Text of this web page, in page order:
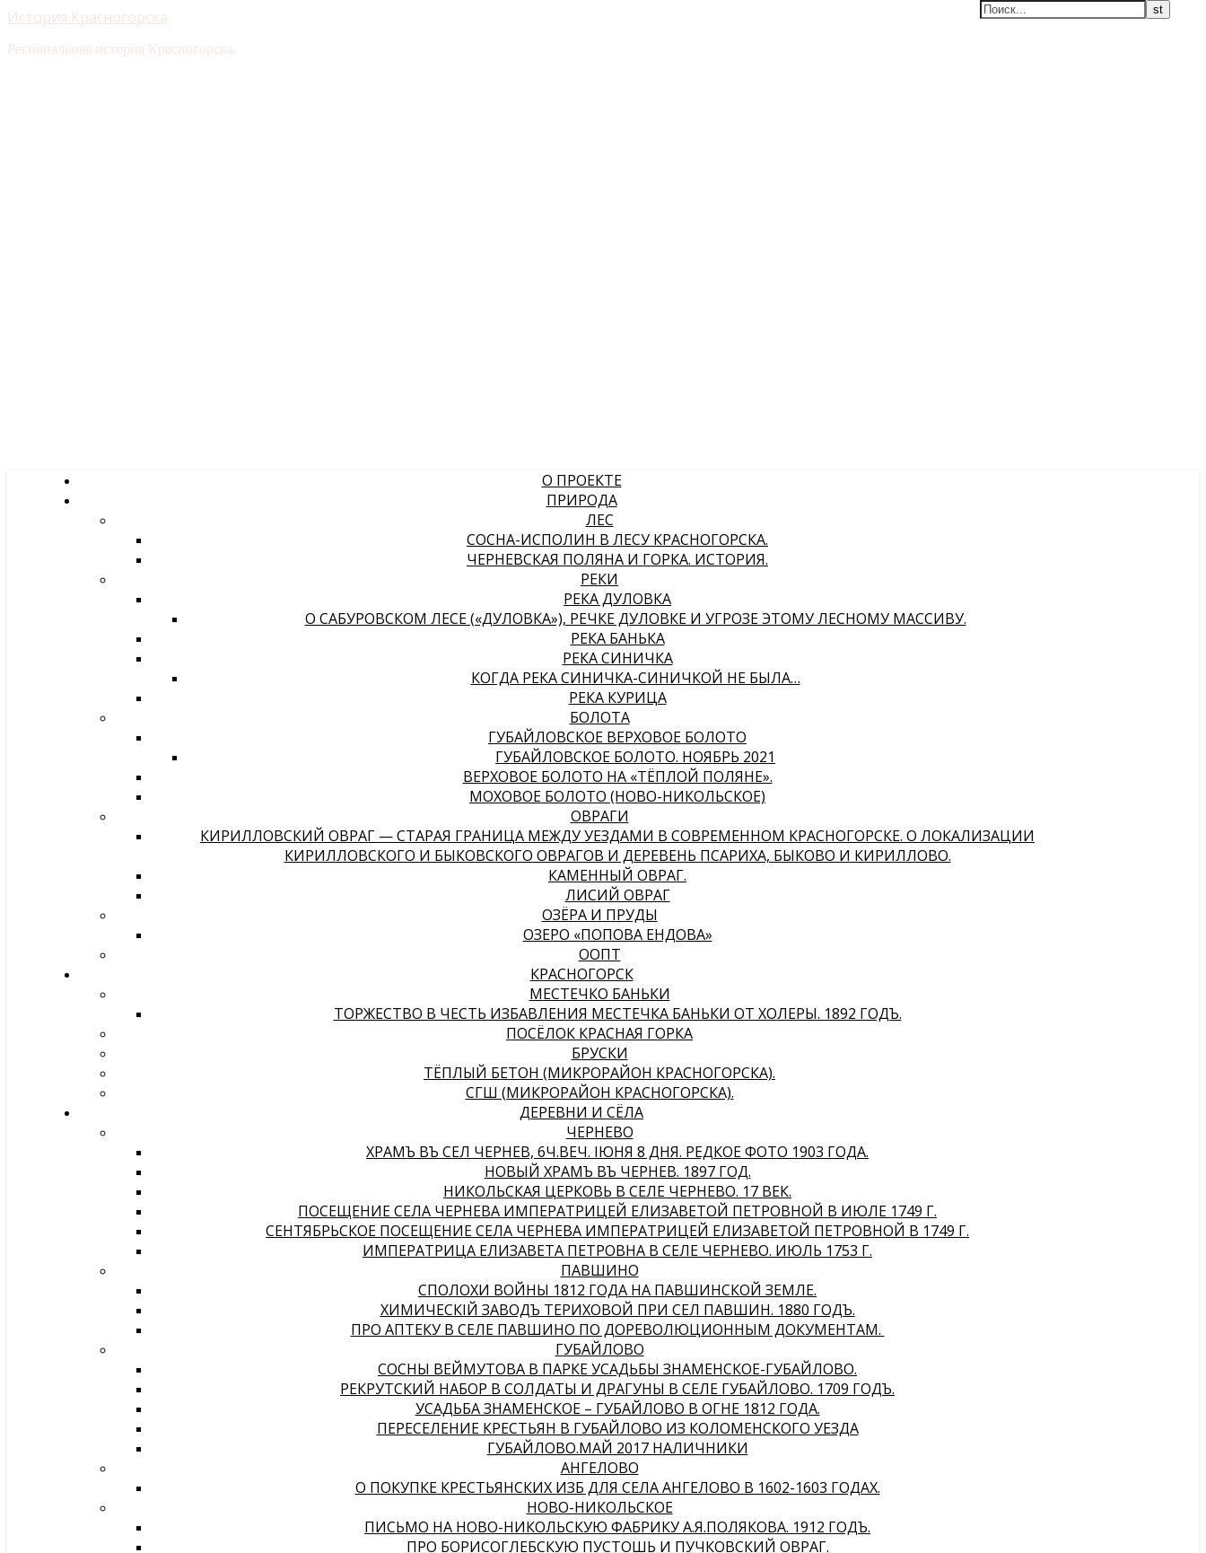
История Красногорска
Региональная история Красногорска.
О ПРОЕКТЕ
ПРИРОДА
ЛЕС
СОСНА-ИСПОЛИН В ЛЕСУ КРАСНОГОРСКА.
ЧЕРНЕВСКАЯ ПОЛЯНА И ГОРКА. ИСТОРИЯ.
РЕКИ
РЕКА ДУЛОВКА
О САБУРОВСКОМ ЛЕСЕ («ДУЛОВКА»), РЕЧКЕ ДУЛОВКЕ И УГРОЗЕ ЭТОМУ ЛЕСНОМУ МАССИВУ.
РЕКА БАНЬКА
РЕКА СИНИЧКА
КОГДА РЕКА СИНИЧКА-СИНИЧКОЙ НЕ БЫЛА…
РЕКА КУРИЦА
БОЛОТА
ГУБАЙЛОВСКОЕ ВЕРХОВОЕ БОЛОТО
ГУБАЙЛОВСКОЕ БОЛОТО. НОЯБРЬ 2021
ВЕРХОВОЕ БОЛОТО НА «ТЁПЛОЙ ПОЛЯНЕ».
МОХОВОЕ БОЛОТО (НОВО-НИКОЛЬСКОЕ)
ОВРАГИ
КИРИЛЛОВСКИЙ ОВРАГ — СТАРАЯ ГРАНИЦА МЕЖДУ УЕЗДАМИ В СОВРЕМЕННОМ КРАСНОГОРСКЕ. О ЛОКАЛИЗАЦИИ
КИРИЛЛОВСКОГО И БЫКОВСКОГО ОВРАГОВ И ДЕРЕВЕНЬ ПСАРИХА, БЫКОВО И КИРИЛЛОВО.
КАМЕННЫЙ ОВРАГ.
ЛИСИЙ ОВРАГ
ОЗЁРА И ПРУДЫ
ОЗЕРО «ПОПОВА ЕНДОВА»
ООПТ
КРАСНОГОРСК
МЕСТЕЧКО БАНЬКИ
ТОРЖЕСТВО В ЧЕСТЬ ИЗБАВЛЕНИЯ МЕСТЕЧКА БАНЬКИ ОТ ХОЛЕРЫ. 1892 ГОДЪ.
ПОСЁЛОК КРАСНАЯ ГОРКА
БРУСКИ
ТЁПЛЫЙ БЕТОН (МИКРОРАЙОН КРАСНОГОРСКА).
СГШ (МИКРОРАЙОН КРАСНОГОРСКА).
ДЕРЕВНИ И СЁЛА
ЧЕРНЕВО
ХРАМЪ ВЪ СЕЛѢ ЧЕРНЕВѢ, 6Ч.ВЕЧ. IЮНЯ 8 ДНЯ. РЕДКОЕ ФОТО 1903 ГОДА.
НОВЫЙ ХРАМЪ ВЪ ЧЕРНЕВѢ. 1897 ГОД.
НИКОЛЬСКАЯ ЦЕРКОВЬ В СЕЛЕ ЧЕРНЕВО. 17 ВЕК.
ПОСЕЩЕНИЕ СЕЛА ЧЕРНЕВА ИМПЕРАТРИЦЕЙ ЕЛИЗАВЕТОЙ ПЕТРОВНОЙ В ИЮЛЕ 1749 Г.
СЕНТЯБРЬСКОЕ ПОСЕЩЕНИЕ СЕЛА ЧЕРНЕВА ИМПЕРАТРИЦЕЙ ЕЛИЗАВЕТОЙ ПЕТРОВНОЙ В 1749 Г.
ИМПЕРАТРИЦА ЕЛИЗАВЕТА ПЕТРОВНА В СЕЛЕ ЧЕРНЕВО. ИЮЛЬ 1753 Г.
ПАВШИНО
СПОЛОХИ ВОЙНЫ 1812 ГОДА НА ПАВШИНСКОЙ ЗЕМЛЕ.
ХИМИЧЕСКIЙ ЗАВОДЪ ТЕРИХОВОЙ ПРИ СЕЛѢ ПАВШИНѢ. 1880 ГОДЪ.
ПРО АПТЕКУ В СЕЛЕ ПАВШИНО ПО ДОРЕВОЛЮЦИОННЫМ ДОКУМЕНТАМ.
ГУБАЙЛОВО
СОСНЫ ВЕЙМУТОВА В ПАРКЕ УСАДЬБЫ ЗНАМЕНСКОЕ-ГУБАЙЛОВО.
РЕКРУТСКИЙ НАБОР В СОЛДАТЫ И ДРАГУНЫ В СЕЛЕ ГУБАЙЛОВО. 1709 ГОДЪ.
УСАДЬБА ЗНАМЕНСКОЕ – ГУБАЙЛОВО В ОГНЕ 1812 ГОДА.
ПЕРЕСЕЛЕНИЕ КРЕСТЬЯН В ГУБАЙЛОВО ИЗ КОЛОМЕНСКОГО УЕЗДА
ГУБАЙЛОВО.МАЙ 2017 НАЛИЧНИКИ
АНГЕЛОВО
О ПОКУПКЕ КРЕСТЬЯНСКИХ ИЗБ ДЛЯ СЕЛА АНГЕЛОВО В 1602-1603 ГОДАХ.
НОВО-НИКОЛЬСКОЕ
ПИСЬМО НА НОВО-НИКОЛЬСКУЮ ФАБРИКУ А.Я.ПОЛЯКОВА. 1912 ГОДЪ.
ПРО БОРИСОГЛЕБСКУЮ ПУСТОШЬ И ПУЧКОВСКИЙ ОВРАГ.